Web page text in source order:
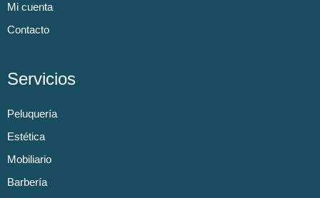
Mi cuenta
Contacto
Servicios
Peluquería
Estética
Mobiliario
Barbería